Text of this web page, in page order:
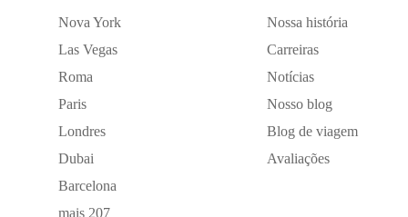
Nova York
Las Vegas
Roma
Paris
Londres
Dubai
Barcelona
mais 207
Nossa história
Carreiras
Notícias
Nosso blog
Blog de viagem
Avaliações